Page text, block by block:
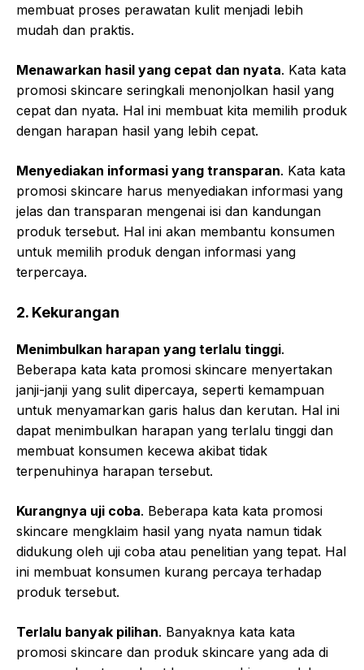
membuat proses perawatan kulit menjadi lebih
mudah dan praktis.
Menawarkan hasil yang cepat dan nyata. Kata kata
promosi skincare seringkali menonjolkan hasil yang
cepat dan nyata. Hal ini membuat kita memilih produk
dengan harapan hasil yang lebih cepat.
Menyediakan informasi yang transparan. Kata kata
promosi skincare harus menyediakan informasi yang
jelas dan transparan mengenai isi dan kandungan
produk tersebut. Hal ini akan membantu konsumen
untuk memilih produk dengan informasi yang
terpercaya.
2. Kekurangan
Menimbulkan harapan yang terlalu tinggi.
Beberapa kata kata promosi skincare menyertakan
janji-janji yang sulit dipercaya, seperti kemampuan
untuk menyamarkan garis halus dan kerutan. Hal ini
dapat menimbulkan harapan yang terlalu tinggi dan
membuat konsumen kecewa akibat tidak
terpenuhinya harapan tersebut.
Kurangnya uji coba. Beberapa kata kata promosi
skincare mengklaim hasil yang nyata namun tidak
didukung oleh uji coba atau penelitian yang tepat. Hal
ini membuat konsumen kurang percaya terhadap
produk tersebut.
Terlalu banyak pilihan. Banyaknya kata kata
promosi skincare dan produk skincare yang ada di